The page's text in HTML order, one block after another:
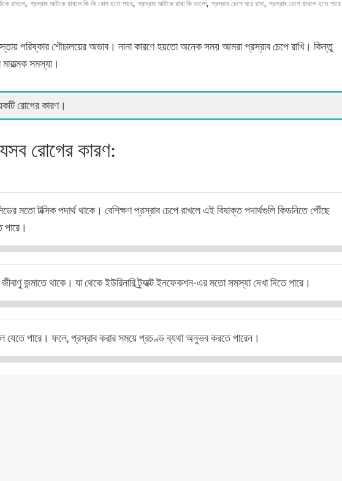
রাখলে প্রস্রাব আটকে রাখলে কি কি রোগ হতে পারে প্রস্রাব আটকে রাখা কি ভালো প্রস্রাব চেপে ধরে রাখা প্রস্রাব চেপে রাখলে হতে পারে
পরিষ্কার শৌচালয়ের অভাব। নানা কারণে হয়তো অনেক সময় আমরা প্রস্রাব চেপে রাখি। কিন্তু
সমস্যা।
রোগের কারণ।
রোগের কারণ:
মতো টক্সিক পদার্থ থাকে। বেশিক্ষণ প্রস্রাব চেপে রাখলে এই বিষাক্ত পদার্থগুলি কিডনিতে পৌঁছে
পারে।
জীবাণু জন্মাতে থাকে। যা থেকে ইউরিনারি ট্র্যাক্ট ইনফেকশন-এর মতো সমস্যা দেখা দিতে পারে।
যেতে পারে। ফলে, প্রস্রাব করার সময়ে প্রচণ্ড ব্যথা অনুভব করতে পারেন।